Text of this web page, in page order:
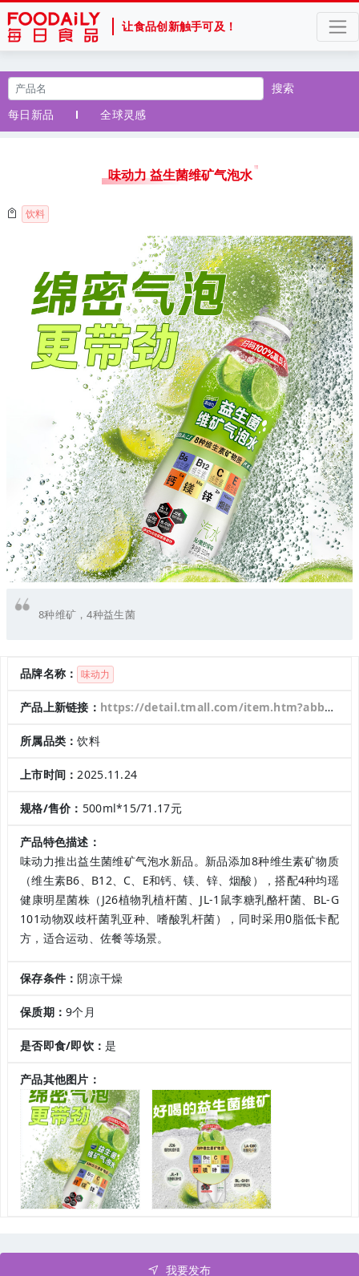
让食品创新触手可及！
搜索
每日新品
全球灵感
味动力 益生菌维矿气泡水
饮料
8种维矿，4种益生菌
品牌名称： 味动力
产品上新链接： https://detail.tmall.com/item.htm?abbucket=8&id=994314967826&mi_id=00008AyXQDNYCiO7SmPDLUK2IuGYiVwE7JcITDWHWKqdsM0&ns=1&priceTId=2147802117643770730757463e1974&skuId=5975270185852&spm=a21n57.1.hoverItem.1&utparam=%7B%22aplus_abtest%22%3A%226142e53f9ade3d8b680c7bd8939d1899%22%7D&xxc=taobaoSearch
所属品类：饮料
上市时间：2025.11.24
规格/售价： 500ml*15/71.17元
产品特色描述：
味动力推出益生菌维矿气泡水新品。新品添加8种维生素矿物质
（维生素B6、B12、C、E和钙、镁、锌、烟酸），搭配4种均瑶
健康明星菌株（J26植物乳植杆菌、JL-1鼠李糖乳酪杆菌、BL-G
101动物双歧杆菌乳亚种、嗜酸乳杆菌），同时采用0脂低卡配
方，适合运动、佐餐等场景。
保存条件： 阴凉干燥
保质期：9个月
是否即食/即饮：是
产品其他图片：
我要发布